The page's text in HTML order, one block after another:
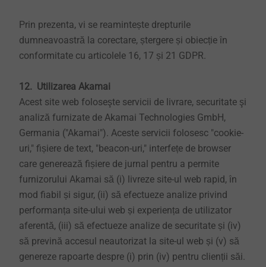
Prin prezenta, vi se reamintește drepturile
dumneavoastră la corectare, ștergere și obiecție în
conformitate cu articolele 16, 17 și 21 GDPR.
12. Utilizarea Akamai
Acest site web foloseşte servicii de livrare, securitate şi
analiză furnizate de Akamai Technologies GmbH,
Germania ("Akamai"). Aceste servicii folosesc "cookie-
uri," fișiere de text, "beacon-uri," interfețe de browser
care generează fișiere de jurnal pentru a permite
furnizorului Akamai să (i) livreze site-ul web rapid, în
mod fiabil și sigur, (ii) să efectueze analize privind
performanța site-ului web și experiența de utilizator
aferentă, (iii) să efectueze analize de securitate și (iv)
să prevină accesul neautorizat la site-ul web și (v) să
genereze rapoarte despre (i) prin (iv) pentru clienții săi.